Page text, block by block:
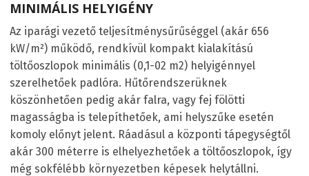
MINIMÁLIS HELYIGÉNY
Az iparági vezető teljesítménysűrűséggel (akár 656
kW/m²) működő, rendkívül kompakt kialakítású
töltőoszlopok minimális (0,1-02 m2) helyigénnyel
szerelhetőek padlóra. Hűtőrendszerüknek
köszönhetően pedig akár falra, vagy fej fölötti
magasságba is telepíthetőek, ami helyszűke esetén
komoly előnyt jelent. Ráadásul a központi tápegységtől
akár 300 méterre is elhelyezhetőek a töltőoszlopok, így
még sokfélébb környezetben képesek helytállni.